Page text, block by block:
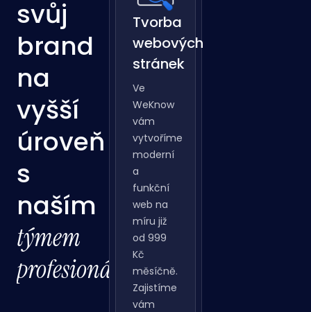
NAŠE SLUŽBY
Posuňte
svůj
brand
na
vyšší
úroveň
s
naším
týmem
Tvorba
webových
stránek
Ve
WeKnow
vám
vytvoříme
moderní
a
funkční
web na
míru již
od 999
Kč